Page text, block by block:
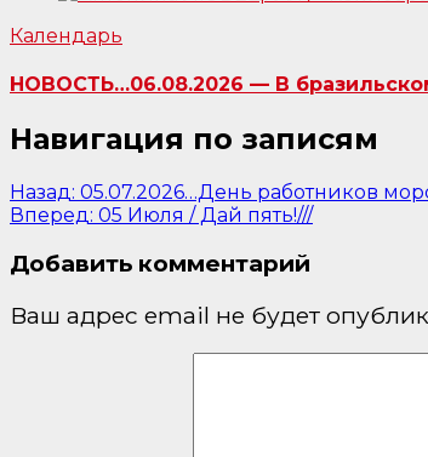
Календарь
НОВОСТЬ…06.08.2026 — В
Навигация по записям
Назад: 05.07.2026…День работников
Вперед: 05 Июля / Дай пять!///
Добавить комментарий
Ваш адрес email не будет